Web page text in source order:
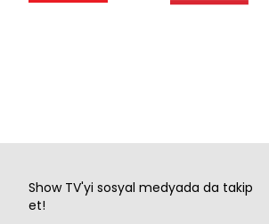
Show TV'yi sosyal medyada da takip
et!